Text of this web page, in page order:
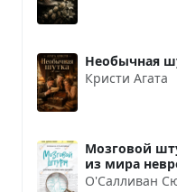
Необычная
Кристи Агата
Мозговой
из мира
О'Салливан